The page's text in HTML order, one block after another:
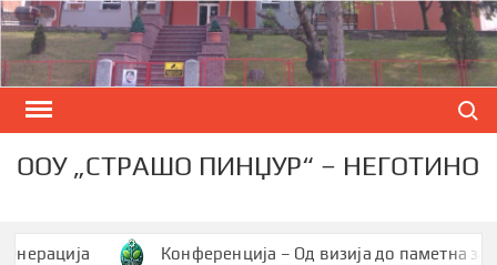
Skip
to
content
ООУ „СТРАШО ПИНЏУР“ – НЕГОТИНО
Конференција – Од визија до паметна заедница